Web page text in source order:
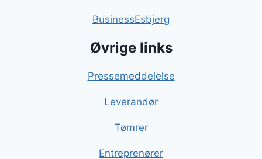
BusinessEsbjerg
Øvrige links
Pressemeddelelse
Leverandør
Tømrer
Entreprenører